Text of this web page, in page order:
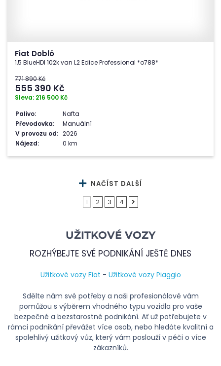
Fiat Dobló
1,5 BlueHDI 102k van L2 Edice Professional *o788*
771 890 Kč
555 390 Kč
Sleva: 216 500 Kč
Palivo:
Nafta
Převodovka:
Manuální
V provozu od: 2026
Nájezd:
0 km
NAČÍST DALŠÍ
1
2 3 4
UŽITKOVÉ VOZY
ROZHÝBEJTE SVÉ PODNIKÁNÍ JEŠTĚ DNES
Užitkové vozy Fiat - Užitkové vozy Piaggio
Sdělte nám své potřeby a naši profesionálové vám
pomůžou s výběrem vhodného typu vozidla pro vaše
bezpečné a bezstarostné podnikání. Ať už potřebujete v
rámci podnikání převážet více osob, nebo hledáte kvalitní a
spolehlivý užitkový vůz, který vám poslouží v péči o více
zákazníků.